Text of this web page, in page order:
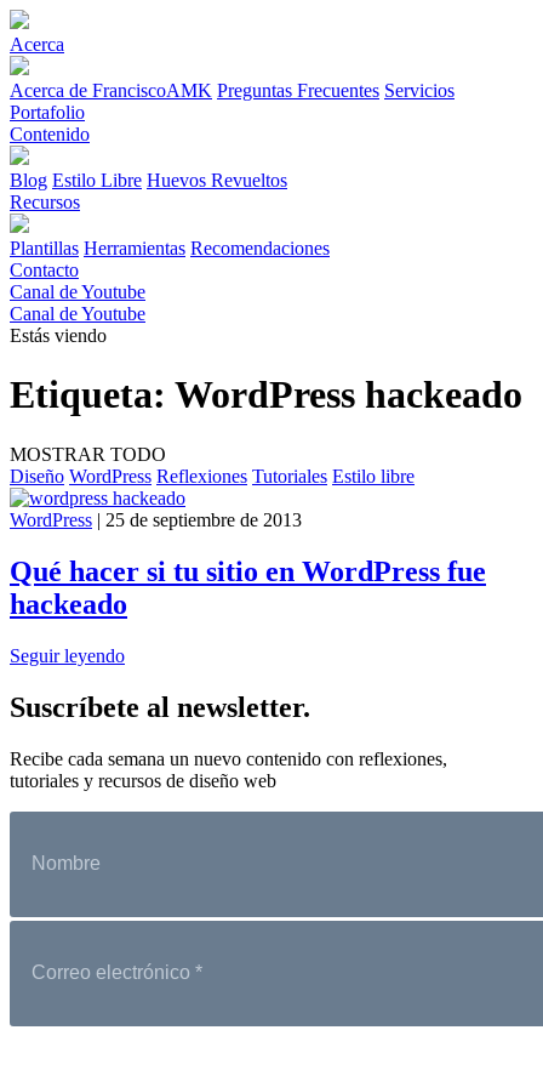
Acerca
Acerca de FranciscoAMK Preguntas Frecuentes Servicios
Portafolio
Contenido
Blog Estilo Libre Huevos Revueltos
Recursos
Plantillas Herramientas Recomendaciones
Contacto
Canal de Youtube
Canal de Youtube
Estás viendo
Etiqueta: WordPress hackeado
MOSTRAR TODO
Diseño WordPress Reflexiones Tutoriales Estilo libre
WordPress | 25 de septiembre de 2013
Qué hacer si tu sitio en WordPress fue
hackeado
Seguir leyendo
Suscríbete al newsletter.
Recibe cada semana un nuevo contenido con reflexiones,
tutoriales y recursos de diseño web